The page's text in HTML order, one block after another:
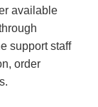
available
support staff
order